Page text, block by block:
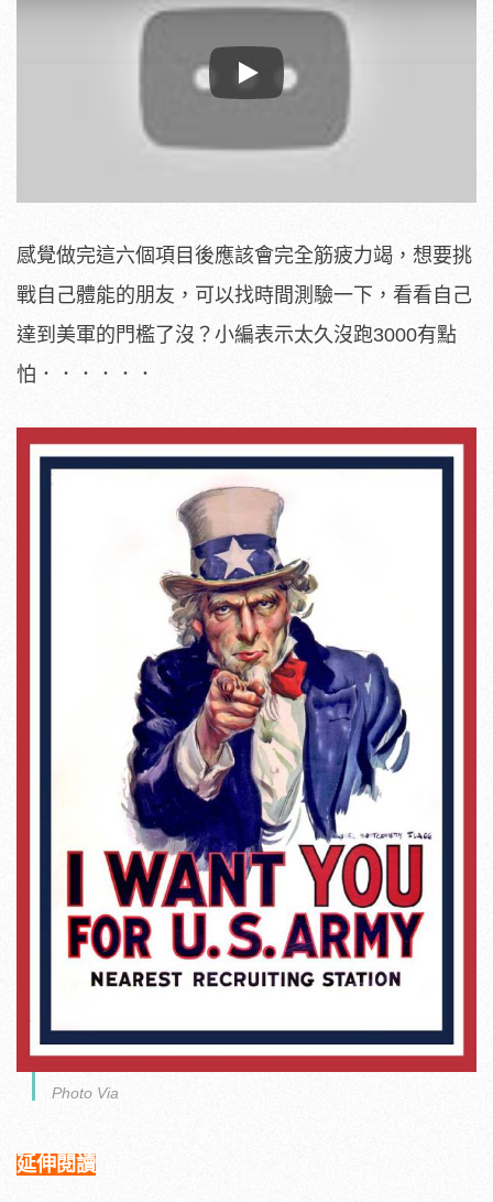
Play
感覺做完這六個項目後應該會完全筋疲力竭，想要挑
戰自己體能的朋友，可以找時間測驗一下，看看自己
達到美軍的門檻了沒？小編表示太久沒跑3000有點
怕．．．．．．
Photo Via
延伸閱讀